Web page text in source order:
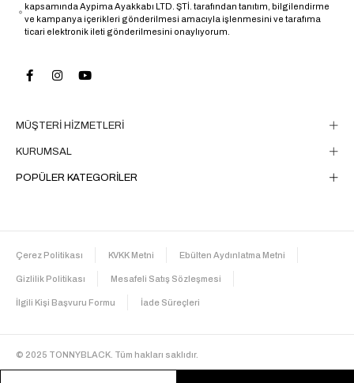
MÜŞTERİ HİZMETLERİ
KURUMSAL
POPÜLER KATEGORİLER
kapsamında Aypima Ayakkabı LTD. ŞTİ. tarafından tanıtım, bilgilendirme
ve kampanya içerikleri gönderilmesi amacıyla işlenmesini ve tarafıma
ticari elektronik ileti gönderilmesini onaylıyorum.
Çerez Politikası KVKK Metni Ebülten Aydınlatma Metni
Gizlilik Politikası Mesafeli Satış Sözleşmesi
İlgili Kişi Başvuru Formu İade Süreçleri
© 2025 TONNYBLACK. Tüm hakları saklıdır.